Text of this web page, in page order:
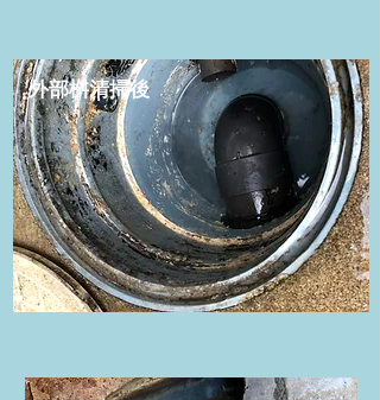
​外部桝清掃後